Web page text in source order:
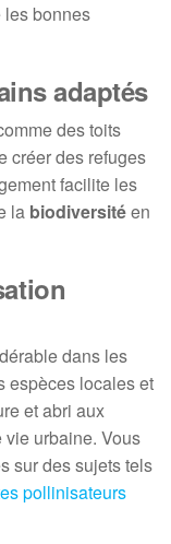
les bonnes
adaptés
des toits
créer des refuges
facilite les
la biodiversitéen
dans les
espèces locales et
et abri aux
urbaine. Vous
sur des sujets tels
pollinisateurs